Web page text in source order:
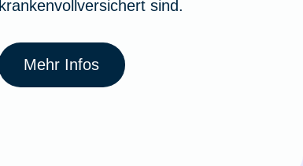
krankenvollversichert sind.
Mehr Infos